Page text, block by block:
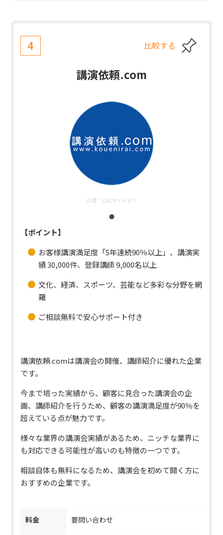
4 比較する
講演依頼.com
引用： 公式サイトより
【ポイント】
お客様講演満足度「5年連続90％以上」、講演実
績 30,000件、登録講師 9,000名以上
文化、経済、スポーツ、芸能など多彩な分野を網
羅
ご相談無料で安心サポート付き
講演依頼.comは講演会の開催、講師紹介に優れた企業
です。
今まで培った実績から、顧客に見合った講演会の企
画、講師紹介を行うため、顧客の講演満足度が90％を
超えている点が魅力です。
様々な業界の講演会実績があるため、ニッチな業界に
も対応できる可能性が高いのも特徴の一つです。
相談自体も無料になるため、講演会を初めて開く方に
おすすめの企業です。
料金 要問い合わせ